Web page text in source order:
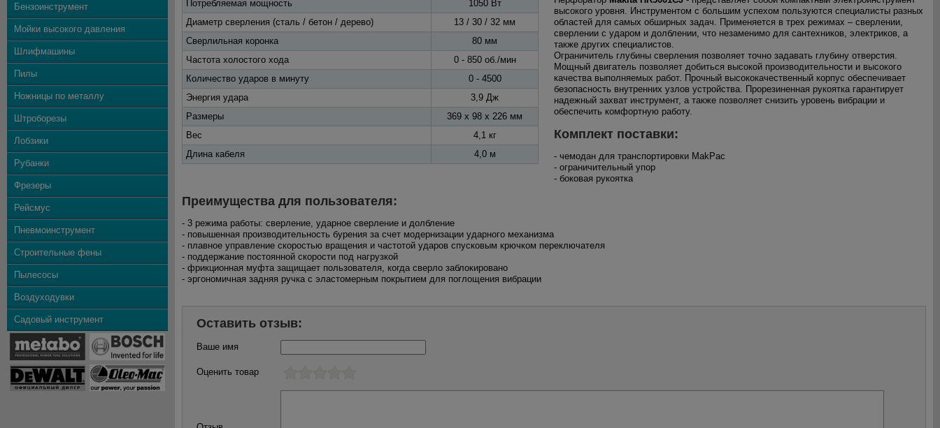
Бензоинструмент
Мойки высокого давления
Шлифмашины
Пилы
Ножницы по металлу
Штроборезы
Лобзики
Рубанки
Фрезеры
Рейсмус
Пневмоинструмент
Строительные фены
Пылесосы
Воздуходувки
Садовый инструмент
Потребляемая мощность
1050 Вт
Диаметр сверления (сталь / бетон / дерево)
13 / 30 / 32 мм
Сверлильная коронка
80 мм
Частота холостого хода
0 - 850 об./мин
Количество ударов в минуту
0 - 4500
Энергия удара
3,9 Дж
Размеры
369 x 98 x 226 мм
Вес
4,1 кг
Длина кабеля
4,0 м
высокого уровня. Инструментом с большим успехом пользуются специалисты разных
областей для самых обширных задач. Применяется в трех режимах – сверлении,
сверлении с ударом и долблении, что незаменимо для сантехников, электриков, а
также других специалистов.
Ограничитель глубины сверления позволяет точно задавать глубину отверстия.
Мощный двигатель позволяет добиться высокой производительности и высокого
качества выполняемых работ. Прочный высококачественный корпус обеспечивает
безопасность внутренних узлов устройства. Прорезиненная рукоятка гарантирует
надежный захват инструмент, а также позволяет снизить уровень вибрации и
обеспечить комфортную работу.
Комплект поставки:
- чемодан для транспортировки MakPac
- ограничительный упор
- боковая рукоятка
Преимущества для пользователя:
- 3 режима работы: сверление, ударное сверление и долбление
- повышенная производительность бурения за счет модернизации ударного механизма
- плавное управление скоростью вращения и частотой ударов спусковым крючком переключателя
- поддержание постоянной скорости под нагрузкой
- фрикционная муфта защищает пользователя, когда сверло заблокировано
- эргономичная задняя ручка с эластомерным покрытием для поглощения вибрации
Оставить отзыв:
Ваше имя
Оценить товар